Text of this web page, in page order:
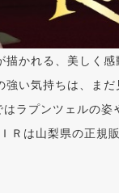
かれる、美しく
強い気持ちは、ま
ラプンツェルの
Ｒは山梨県の正規